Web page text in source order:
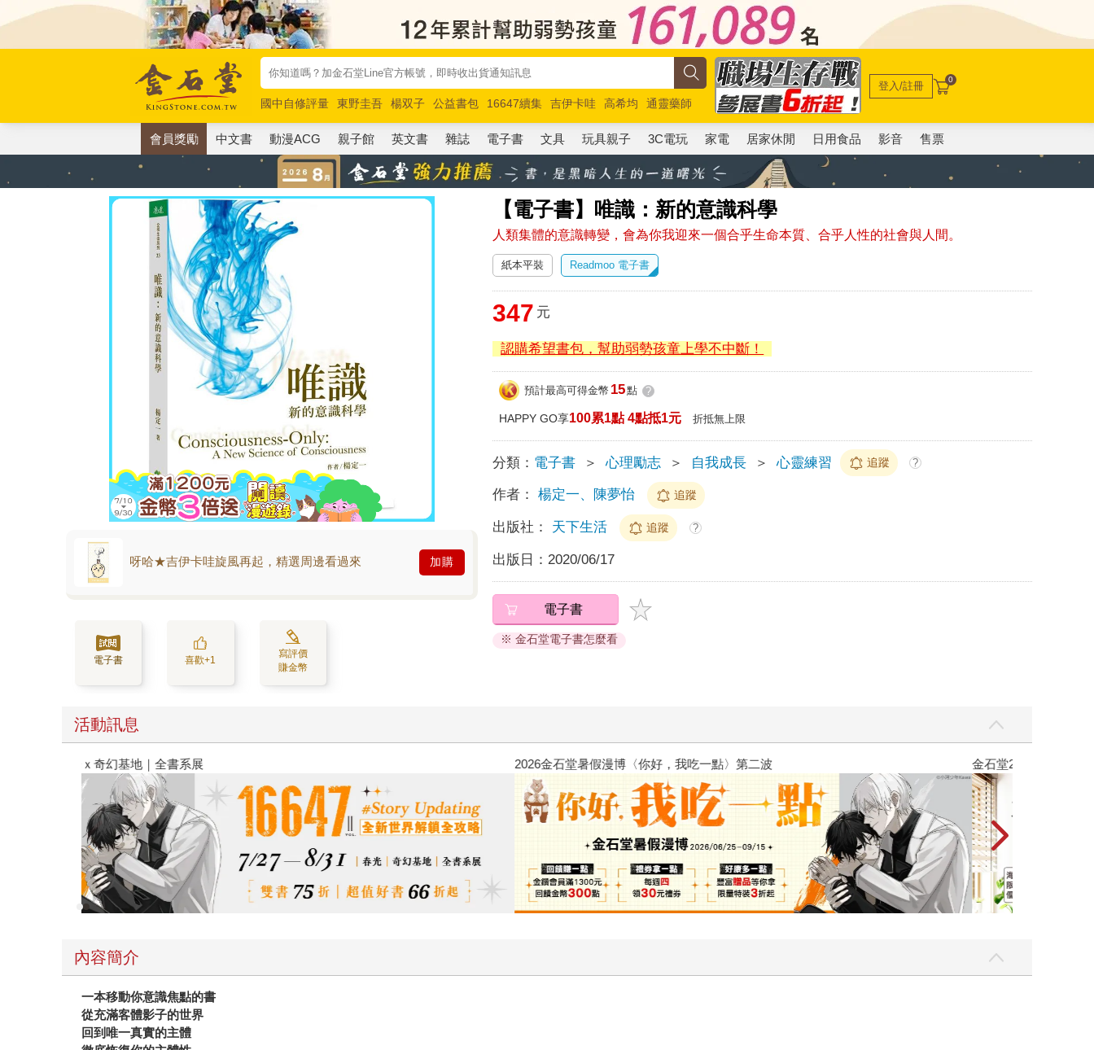
國中自修評量 東野圭吾 楊双子 公益書包 16647續集 吉伊卡哇 高希均
通靈藥師
唯紅花綻放
奧德賽 路邊攤新作 馬斯克 玩具總動員5 超慢跑
登入/註冊 0
會員獎勵 中文書 動漫ACG 親子館 英文書 雜誌 電子書 文具 玩具親子 3C電玩 家電 居家休閒 日用食品 影音 售票
【電子書】唯識：新的意識科學
人類集體的意識轉變，會為你我迎來一個合乎生命本質、合乎人性的社會與人間。
呀哈★吉伊卡哇旋風再起，精選周邊看過來 加購
電子書 喜歡+1
寫評價
賺金幣
紙本平裝 Readmoo 電子書
347 元
認購希望書包，幫助弱勢孩童上學不中斷！
預計最高可得金幣 15點 ?
HAPPY GO享100累1點 4點抵1元 折抵無上限
分類： 電子書 ＞ 心理勵志 ＞ 自我成長 ＞ 心靈練習 追蹤 ?
作者： 楊定一、陳夢怡 追蹤
出版社： 天下生活 追蹤 ?
出版日： 2020/06/17
電子書
※ 金石堂電子書怎麼看
活動訊息
2026金石堂暑假漫博〈你好，我吃一點〉第二波 金石堂2026海外優惠：電子書
內容簡介
一本移動你意識焦點的書
從充滿客體影子的世界
回到唯一真實的主體